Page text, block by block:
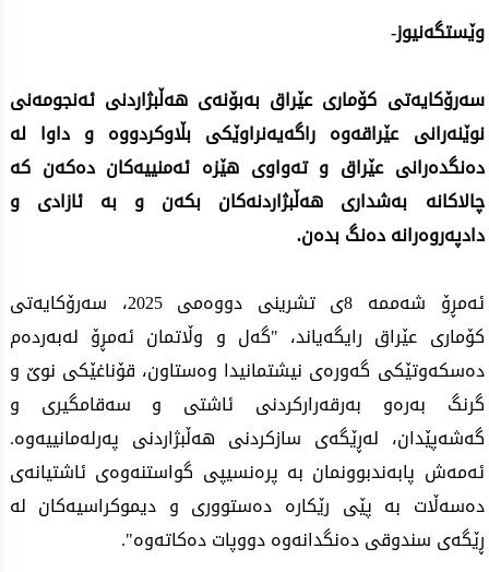
وێستگەنیوز-
سەرۆکایەتی کۆماری عێراق بەبۆنەی هەڵبژاردنی ئەنجومەنی
نوێنەرانی عێراقەوە راگەیەنراوێکی بڵاوکردووە و داوا لە
دەنگدەرانی عێراق و تەواوی هێزە ئەمنییەکان دەکەن کە
چالاکانە بەشداری هەڵبژاردنەکان بکەن و بە ئازادی و
دادپەروەرانە دەنگ بدەن.
ئەمڕۆ شەممە 8ی تشرینی دووەمی 2025، سەرۆکایەتی
کۆماری عێراق رایگەیاند، "گەل و وڵاتمان ئەمڕۆ لەبەردەم
دەسکەوتێکی گەورەی نیشتمانیدا وەستاون، قۆناغێکی نوێ و
گرنگ بەرەو بەرقەرارکردنی ئاشتی و سەقامگیری و
گەشەپێدان، لەڕێگەی سازکردنی هەڵبژاردنی پەرلەمانییەوە.
ئەمەش پابەندبوونمان بە پرەنسیپی گواستنەوەی ئاشتیانەی
دەسەڵات بە پێی رێکارە دەستووری و دیموکراسیەکان لە
ڕێگەی سندوقی دەنگدانەوە دووپات دەکاتەوە".